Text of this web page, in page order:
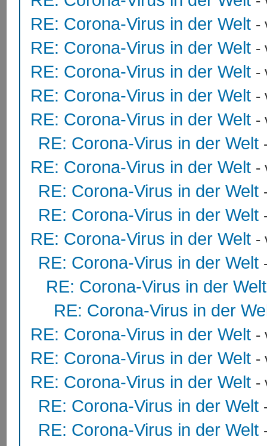
RE: Corona-Virus in der Welt -
RE: Corona-Virus in der Welt -
RE: Corona-Virus in der Welt -
RE: Corona-Virus in der Welt -
RE: Corona-Virus in der Welt -
RE: Corona-Virus in der Welt
RE: Corona-Virus in der Welt -
RE: Corona-Virus in der Welt
RE: Corona-Virus in der Welt
RE: Corona-Virus in der Welt -
RE: Corona-Virus in der Welt
RE: Corona-Virus in der Welt
RE: Corona-Virus in der
RE: Corona-Virus in der Welt -
RE: Corona-Virus in der Welt -
RE: Corona-Virus in der Welt -
RE: Corona-Virus in der Welt
RE: Corona-Virus in der Welt